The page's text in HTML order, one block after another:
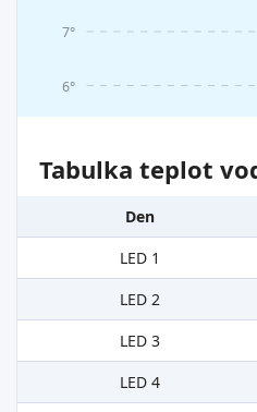
6°
7°
Tabulka teplot
Den
LED 1
LED 2
LED 3
LED 4